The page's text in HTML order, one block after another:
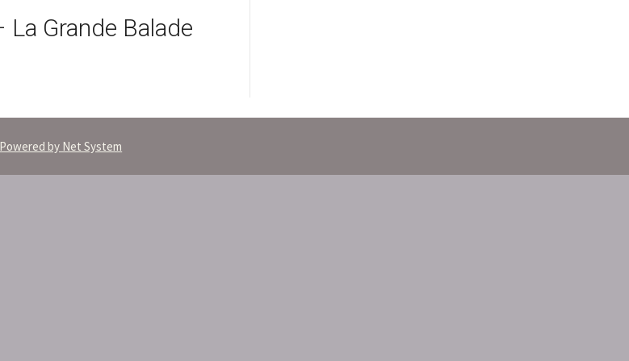
La Grande Balade
Powered by Net System